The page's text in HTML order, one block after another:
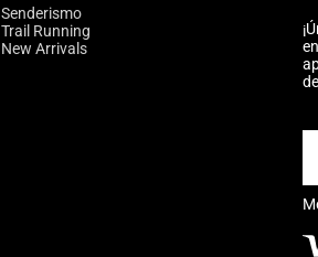
Senderismo
Trail Running
New Arrivals